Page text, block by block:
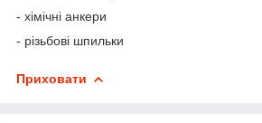
- хімічні анкери
- різьбові шпильки
Приховати